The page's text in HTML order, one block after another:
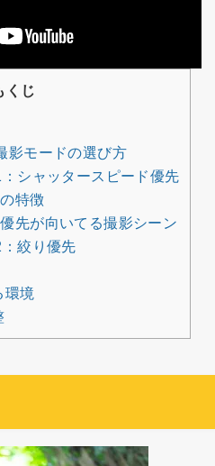
くじ
影モードの選び方
シャッタースピード優先
特徴
先が向いてる撮影シーン
絞り優先
環境